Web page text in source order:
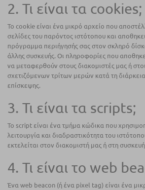
2. Τι είναι τα cookies;
Το cookie είναι ένα μικρό αρχείο που
σελίδες του παρόντος ιστότοπου και
πρόγραμμα περιήγησής σας στον σκληρό
άλλης συσκευής. Οι πληροφορίες που
να μεταφερθούν στους διακομιστές μας ή
σχετιζόμενων τρίτων μερών κατά τη
επίσκεψης.
3. Τι είναι τα scripts;
Το script είναι ένα τμήμα κώδικα που
λειτουργία και διαδραστικότητα του
εκτελείται στον διακομιστή μας ή στη
4. Τι είναι το web
Ένα web beacon (ή ένα pixel tag) είναι ένα